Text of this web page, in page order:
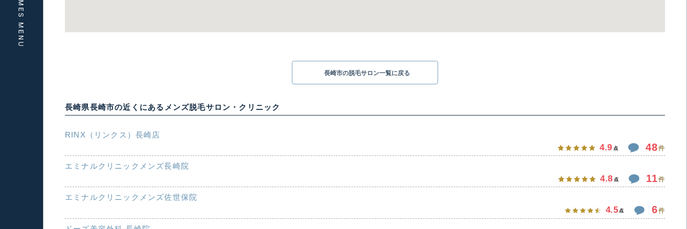
長崎市の脱毛サロン一覧に戻る
長崎県長崎市の近くにあるメンズ脱毛サロン・クリニック
RINX（リンクス）長崎店
4.9 点 48件
エミナルクリニックメンズ長崎院
4.8 点 11件
エミナルクリニックメンズ佐世保院
4.5 点 6件